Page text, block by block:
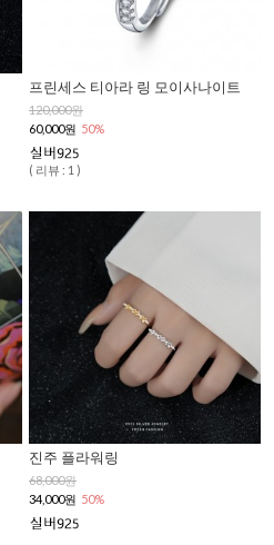
프린세스 티아라 링 모이사나이트
120,000원
60,000원 50%
( 리뷰 : 1 )
진주 플라워링
68,000원
34,000원 50%